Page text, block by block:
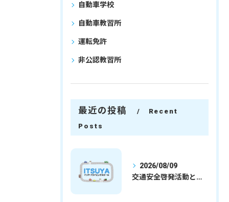
自動車学校
自動車教習所
運転免許
非公認教習所
最近の投稿
Recent
Posts
2026/08/09
交通安全啓発活動と埼玉県さいたま市行田市で免許取得を安心して目指すための実践ガイド